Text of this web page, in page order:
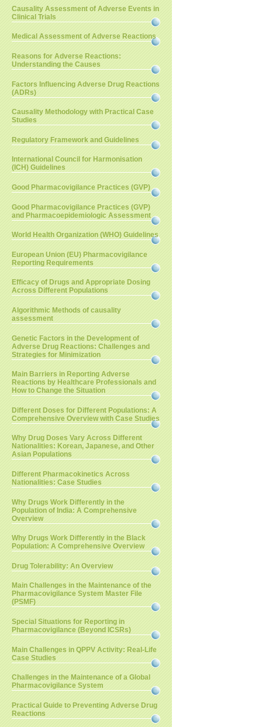
Causality Assessment of Adverse Events in
Clinical Trials
Medical Assessment of Adverse Reactions
Reasons for Adverse Reactions:
Understanding the Causes
Factors Influencing Adverse Drug Reactions
(ADRs)
Causality Methodology with Practical Case
Studies
Regulatory Framework and Guidelines
International Council for Harmonisation
(ICH) Guidelines
Good Pharmacovigilance Practices (GVP)
Good Pharmacovigilance Practices (GVP)
and Pharmacoepidemiologic Assessment
World Health Organization (WHO) Guidelines
European Union (EU) Pharmacovigilance
Reporting Requirements
Efficacy of Drugs and Appropriate Dosing
Across Different Populations
Algorithmic Methods of causality
assessment
Genetic Factors in the Development of
Adverse Drug Reactions: Challenges and
Strategies for Minimization
Main Barriers in Reporting Adverse
Reactions by Healthcare Professionals and
How to Change the Situation
Different Doses for Different Populations: A
Comprehensive Overview with Case Studies
Why Drug Doses Vary Across Different
Nationalities: Korean, Japanese, and Other
Asian Populations
Different Pharmacokinetics Across
Nationalities: Case Studies
Why Drugs Work Differently in the
Population of India: A Comprehensive
Overview
Why Drugs Work Differently in the Black
Population: A Comprehensive Overview
Drug Tolerability: An Overview
Main Challenges in the Maintenance of the
Pharmacovigilance System Master File
(PSMF)
Special Situations for Reporting in
Pharmacovigilance (Beyond ICSRs)
Main Challenges in QPPV Activity: Real-Life
Case Studies
Challenges in the Maintenance of a Global
Pharmacovigilance System
Practical Guide to Preventing Adverse Drug
Reactions